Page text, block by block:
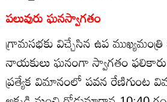
పలువురు ఘనస్వాగతం
గ్రామసభకు విచ్చేసిన ఉప
నాయకులు ఘనంగా స్వాగతం
ప్రత్యేక విమానంలో పవన రేణిగుంట